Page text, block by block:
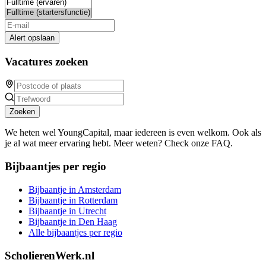
Alert opslaan
Vacatures zoeken
Zoeken
We heten wel YoungCapital, maar iedereen is even welkom. Ook als
je al wat meer ervaring hebt. Meer weten? Check onze FAQ.
Bijbaantjes per regio
Bijbaantje in Amsterdam
Bijbaantje in Rotterdam
Bijbaantje in Utrecht
Bijbaantje in Den Haag
Alle bijbaantjes per regio
ScholierenWerk.nl